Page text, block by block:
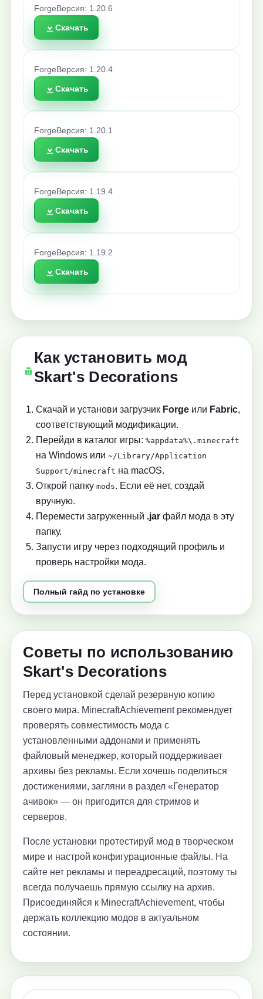
Forge Версия: 1.20.6
Скачать
Forge Версия: 1.20.4
Скачать
Forge Версия: 1.20.1
Скачать
Forge Версия: 1.19.4
Скачать
Forge Версия: 1.19.2
Скачать
Как установить мод
Skart's Decorations
Скачай и установи загрузчик Forge или Fabric,
соответствующий модификации.
Перейди в каталог игры: %appdata%\.minecraft
на Windows или ~/Library/Application
Support/minecraft на macOS.
Открой папку mods. Если её нет, создай
вручную.
Перемести загруженный .jar файл мода в эту
папку.
Запусти игру через подходящий профиль и
проверь настройки мода.
Полный гайд по установке
Советы по использованию
Skart's Decorations
Перед установкой сделай резервную копию
своего мира. MinecraftAchievement рекомендует
проверять совместимость мода с
установленными аддонами и применять
файловый менеджер, который поддерживает
архивы без рекламы. Если хочешь поделиться
достижениями, загляни в раздел «Генератор
ачивок» — он пригодится для стримов и
серверов.
После установки протестируй мод в творческом
мире и настрой конфигурационные файлы. На
сайте нет рекламы и переадресаций, поэтому ты
всегда получаешь прямую ссылку на архив.
Присоединяйся к MinecraftAchievement, чтобы
держать коллекцию модов в актуальном
состоянии.